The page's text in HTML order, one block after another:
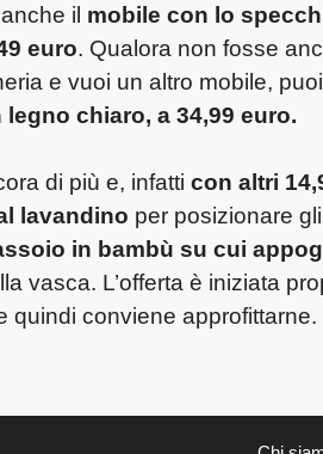
il mobile con lo
euro. Qualora non fosse
e vuoi un altro mobile,
chiaro, a 34,99 euro.
di più e, infatti con altri
lavandino per posizionare
in bambù su cui
vasca. L’offerta è iniziata
quindi conviene approfittarne.